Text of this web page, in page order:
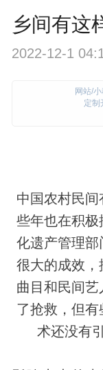
乡间有这
2022-12-1
网站/
定制
中国农村民
些年也在积
化遗产管理部
很大的成效
曲目和民间艺
了抢救，但
术还没有